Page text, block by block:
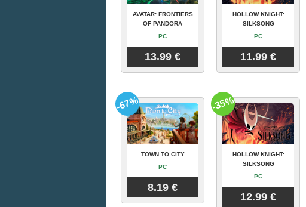
AVATAR: FRONTIERS
OF PANDORA
PC
13.99 €
HOLLOW KNIGHT:
SILKSONG
PC
11.99 €
TOWN TO CITY
PC
8.19 €
-67%
HOLLOW KNIGHT:
SILKSONG
PC
12.99 €
-35%